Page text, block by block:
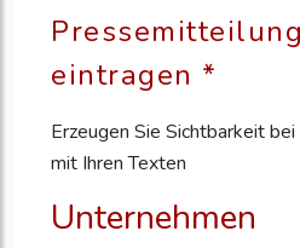
eintragen *
Erzeugen Sie Sichtbarkeit bei
mit Ihren Texten
Unternehmen